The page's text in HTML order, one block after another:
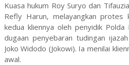
Kuasa hukum Roy Suryo dan
Refly Harun, melayangkan protes
kedua kliennya oleh penyidik
dugaan penyebaran tudingan
Joko Widodo (Jokowi). Ia menilai
awal.